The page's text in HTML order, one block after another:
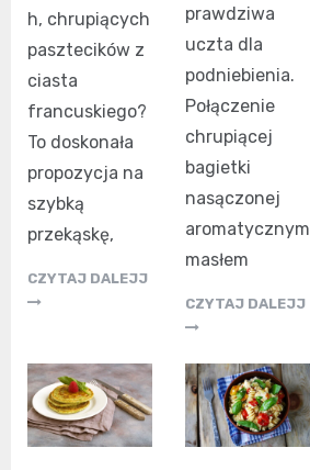
h, chrupiących
pasztecików z
ciasta
francuskiego?
To doskonała
propozycja na
szybką
przekąskę,
CZYTAJ DALEJJ
prawdziwa
uczta dla
podniebienia.
Połączenie
chrupiącej
bagietki
nasączonej
aromatycznym
masłem
CZYTAJ DALEJJ